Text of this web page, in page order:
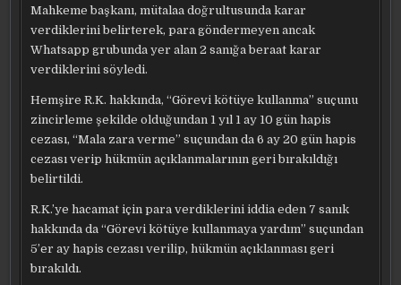
Mahkeme başkanı, mütalaa doğrultusunda karar
verdiklerini belirterek, para göndermeyen ancak
Whatsapp grubunda yer alan 2 sanığa beraat karar
verdiklerini söyledi.
Hemşire R.K. hakkında, “Görevi kötüye kullanma” suçunu
zincirleme şekilde olduğundan 1 yıl 1 ay 10 gün hapis
cezası, “Mala zara verme” suçundan da 6 ay 20 gün hapis
cezası verip hükmün açıklanmalarının geri bırakıldığı
belirtildi.
R.K.’ye hacamat için para verdiklerini iddia eden 7 sanık
hakkında da “Görevi kötüye kullanmaya yardım” suçundan
5’er ay hapis cezası verilip, hükmün açıklanması geri
bırakıldı.